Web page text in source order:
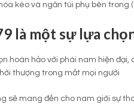
kéo và ngăn túi phụ bên trong
là một sự lựa
hoàn hảo với phái nam hiện
thượng trong mắt mọi người
sẽ mang đến cho nam giới sự